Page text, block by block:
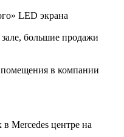
LED экрана
большие продажи
в компании
Mercedes центре на